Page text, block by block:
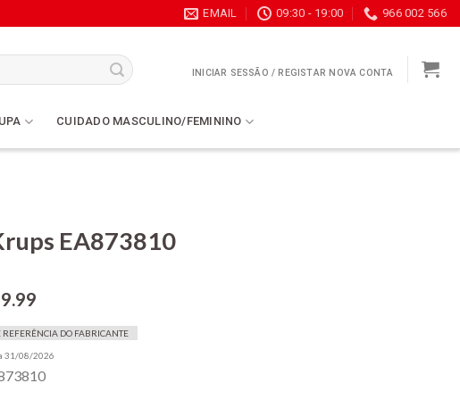
EMAIL 09:30 - 19:00 966 002 566
INICIAR SESSÃO / REGISTAR NOVA CONTA
CUIDADO MASCULINO/FEMININO
EA873810
atual
é:
€579.99.
REFERÊNCIA DO FABRICANTE
31/08/2026